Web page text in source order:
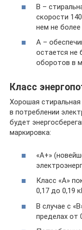
B –
скорости
нем не более
A –
остается не
оборотов в
Класс
Хорошая
в потреблении
будет
маркировка:
«А+»
Класс «А»
0,17 до 0,19
В случае с
пределах от